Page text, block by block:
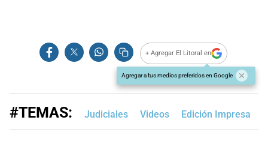
+ Agregar El Litoral en
Agregar a tus medios preferidos en Google
#TEMAS: Judiciales Videos Edición Impresa